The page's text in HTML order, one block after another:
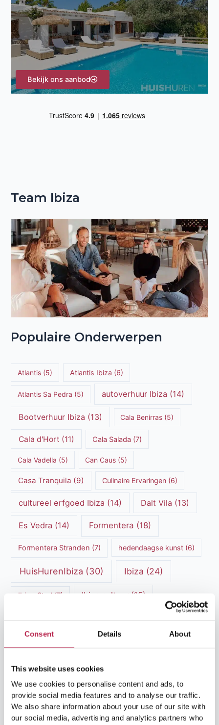
Consent Details About
This website uses cookies
We use cookies to personalise content and ads, to
provide social media features and to analyse our traffic.
We also share information about your use of our site with
our social media, advertising and analytics partners who
a
r
:
Bekijk ons aanbod
Team Ibiza
Populaire Onderwerpen
Atlantis (5) Atlantis Ibiza (6)
Atlantis Sa Pedra (5) autoverhuur Ibiza (14)
Bootverhuur Ibiza (13) Cala Benirras (5)
Cala d'Hort (11) Cala Salada(7)
Cala Vadella (5) Can Caus (5)
Casa Tranquila (9) Culinaire Ervaringen(6)
cultureel erfgoed Ibiza (14) Dalt Vila (13)
Es Vedra (14) Formentera (18)
Formentera Stranden (7) hedendaagse kunst(6)
HuisHurenIbiza (30) Ibiza (24)
Ibiza-Stad (7) Ibiza cultuur (15)
Ibiza Reisgids Ibiza reistips
ibiza vakantie(14) ibiza villas(15)
Ibiza Villa Verhuur luxe vakantie